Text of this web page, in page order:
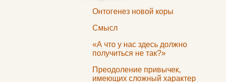
Онтогенез новой коры
Смысл
«А что у нас здесь должно
получиться не так?»
Преодоление привычек,
имеющих сложный характер